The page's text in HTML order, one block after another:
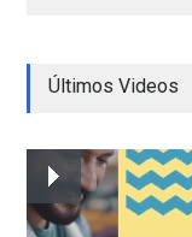
Últimos Videos